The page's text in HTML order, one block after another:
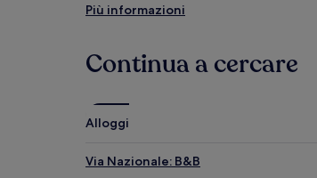
Cose da fare in zona Via del Tritone
Teatro de'Servi Roma
Più informazioni
Continua a cercare
Alloggi
Via Nazionale: B&B